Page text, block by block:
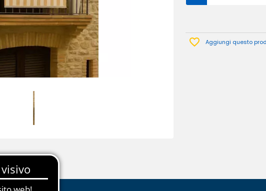
Aggiungi questo